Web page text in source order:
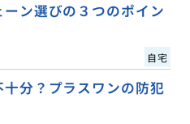
ン選びの３つのポイン
自宅
分？プラスワンの防犯